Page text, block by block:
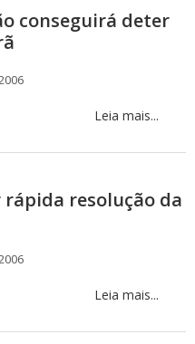
conseguirá deter
Leia mais...
resolução da
Leia mais...